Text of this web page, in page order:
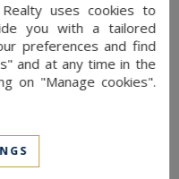
au sein d’un
et
et de massifs
sur la
un panorama
uses cookies to
you with a tailored
preferences and find
and at any time in the
on "Manage cookies".